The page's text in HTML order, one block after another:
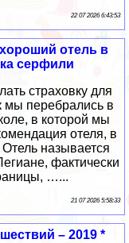
22 07 2026 6:43:53
отель в
серфили
страховку для
мы перебрались в
в которой мы
отеля, в
называется
фактически
…...
21 07 2026 5:58:33
– 2019 *